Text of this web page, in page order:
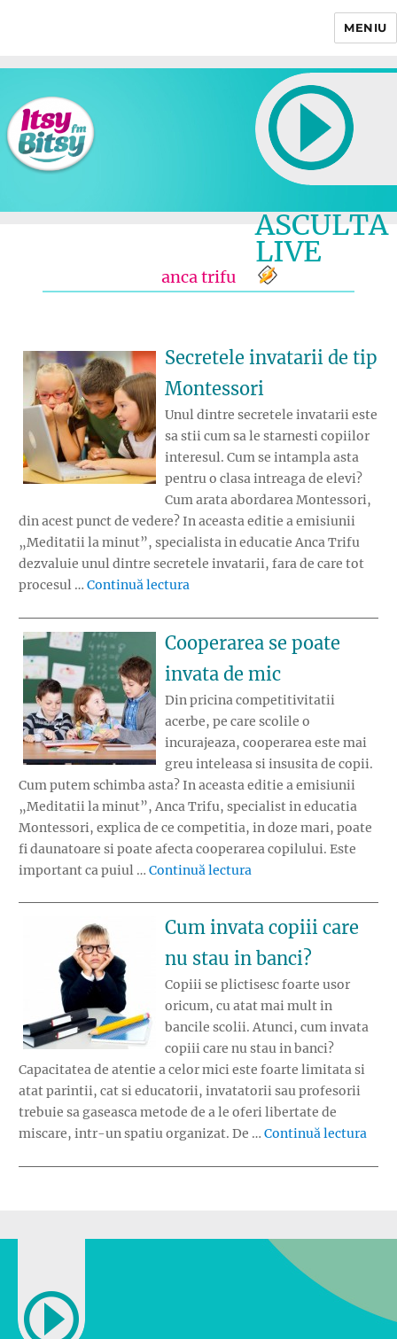
MENIU
ASCULTA
LIVE
anca trifu
Secretele invatarii de tip
Montessori
Unul dintre secretele invatarii este
sa stii cum sa le starnesti copiilor
interesul. Cum se intampla asta
pentru o clasa intreaga de elevi?
Cum arata abordarea Montessori,
din acest punct de vedere? In aceasta editie a emisiunii
„Meditatii la minut”, specialista in educatie Anca Trifu
dezvaluie unul dintre secretele invatarii, fara de care tot
procesul … Continuă lectura
Cooperarea se poate
invata de mic
Din pricina competitivitatii
acerbe, pe care scolile o
incurajeaza, cooperarea este mai
greu inteleasa si insusita de copii.
Cum putem schimba asta? In aceasta editie a emisiunii
„Meditatii la minut”, Anca Trifu, specialist in educatia
Montessori, explica de ce competitia, in doze mari, poate
fi daunatoare si poate afecta cooperarea copilului. Este
important ca puiul … Continuă lectura
Cum invata copiii care
nu stau in banci?
Copiii se plictisesc foarte usor
oricum, cu atat mai mult in
bancile scolii. Atunci, cum invata
copiii care nu stau in banci?
Capacitatea de atentie a celor mici este foarte limitata si
atat parintii, cat si educatorii, invatatorii sau profesorii
trebuie sa gaseasca metode de a le oferi libertate de
miscare, intr-un spatiu organizat. De … Continuă lectura